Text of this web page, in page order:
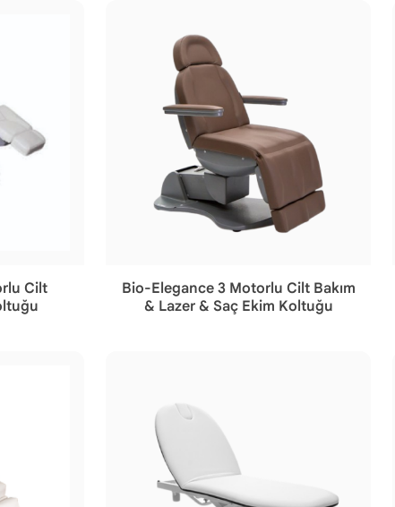
Cilt
Bio-Elegance 3 Motorlu Cilt Bakım
& Lazer & Saç Ekim Koltuğu